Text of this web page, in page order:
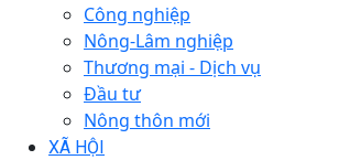
Công nghiệp
Nông-Lâm nghiệp
Thương mại - Dịch vụ
Đầu tư
Nông thôn mới
XÃ HỘI